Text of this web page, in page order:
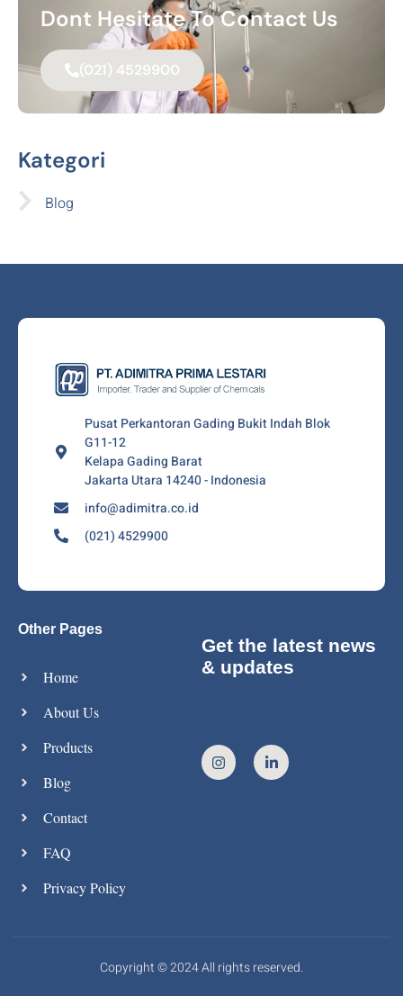
Dont Hesitate To Contact Us
(021) 4529900
Kategori
Blog
Pusat Perkantoran Gading Bukit Indah Blok
G11-12
Kelapa Gading Barat
Jakarta Utara 14240 - Indonesia
info@adimitra.co.id
(021) 4529900
Other Pages
Home
About Us
Products
Blog
Contact
FAQ
Privacy Policy
Get the latest news
& updates
Copyright © 2024 All rights reserved.